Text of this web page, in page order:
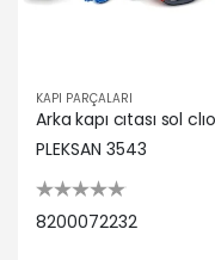
KAPI PARÇALARI
PLEKSAN 3543
8200072232